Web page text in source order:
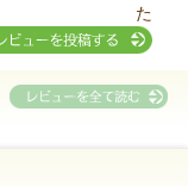
た